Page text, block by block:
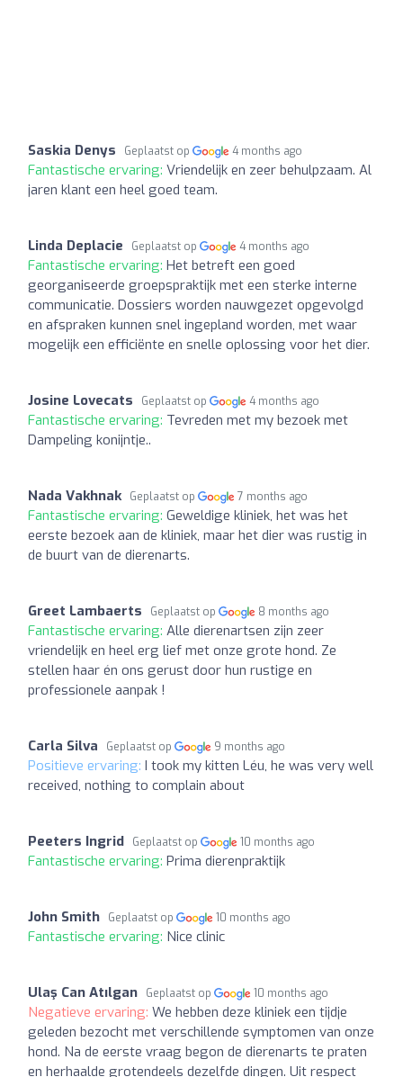
Saskia Denys Geplaatst op 4 months ago
Fantastische ervaring: Vriendelijk en zeer behulpzaam. Al
jaren klant een heel goed team.
Linda Deplacie Geplaatst op 4 months ago
Fantastische ervaring: Het betreft een goed
georganiseerde groepspraktijk met een sterke interne
communicatie. Dossiers worden nauwgezet opgevolgd
en afspraken kunnen snel ingepland worden, met waar
mogelijk een efficiënte en snelle oplossing voor het dier.
Josine Lovecats Geplaatst op 4 months ago
Fantastische ervaring: Tevreden met my bezoek met
Dampeling konijntje..
Nada Vakhnak Geplaatst op 7 months ago
Fantastische ervaring: Geweldige kliniek, het was het
eerste bezoek aan de kliniek, maar het dier was rustig in
de buurt van de dierenarts.
Greet Lambaerts Geplaatst op 8 months ago
Fantastische ervaring: Alle dierenartsen zijn zeer
vriendelijk en heel erg lief met onze grote hond. Ze
stellen haar én ons gerust door hun rustige en
professionele aanpak !
Carla Silva Geplaatst op 9 months ago
Positieve ervaring: I took my kitten Léu, he was very well
received, nothing to complain about
Peeters Ingrid Geplaatst op 10 months ago
Fantastische ervaring: Prima dierenpraktijk
John Smith Geplaatst op 10 months ago
Fantastische ervaring: Nice clinic
Ulaş Can Atılgan Geplaatst op 10 months ago
Negatieve ervaring: We hebben deze kliniek een tijdje
geleden bezocht met verschillende symptomen van onze
hond. Na de eerste vraag begon de dierenarts te praten
en herhaalde grotendeels dezelfde dingen. Uit respect